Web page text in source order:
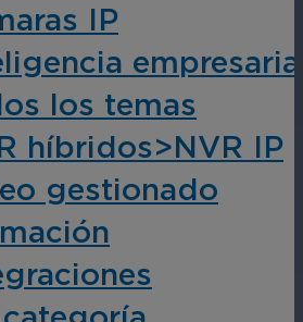
seguridad de los
propiedad.
IP
los temas
híbridos>NVR IP
gestionado